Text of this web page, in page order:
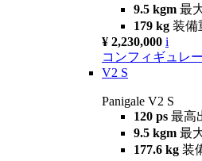
9.5 kgm 最
179 kg 装備
¥ 2,230,000 i
コンフィギュレ
V2 S
Panigale V2 S
120 ps 最高
9.5 kgm 最
177.6 kg 装